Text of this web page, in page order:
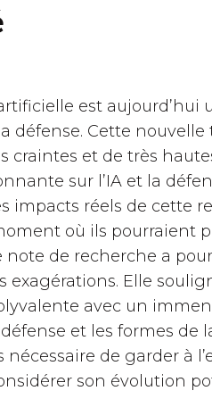
est aujourd’hui
défense. Cette
craintes et de très
sur l’IA et la
impacts réels de cette
où ils pourraient
note de recherche a
exagérations. Elle
avec un
et les formes de
de garder à
son évolution